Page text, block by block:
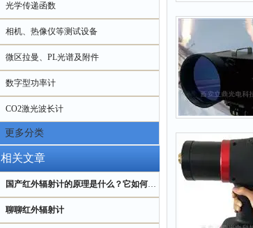
光学传递函数
相机、热像仪等测试设备
微区拉曼、PL光谱及附件
数字型功率计
CO2激光波长计
更多分类
相关文章
国产红外辐射计的原理是什么？它如何测量物体的红外辐射？
聊聊红外辐射计